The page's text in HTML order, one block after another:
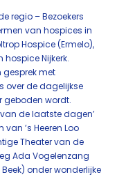
regio – Bezoekers
van hospices in
Hospice (Ermelo),
Nijkerk.
gesprek met
over de dagelijkse
geboden wordt.
de laatste dagen’
’s Heeren Loo
Theater van de
Ada Vogelenzang
onder wonderlijke